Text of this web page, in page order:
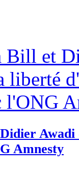
Amnesty